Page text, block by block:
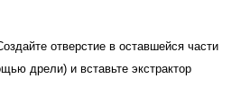
отверстие в оставшейся части
дрели) и вставьте экстрактор